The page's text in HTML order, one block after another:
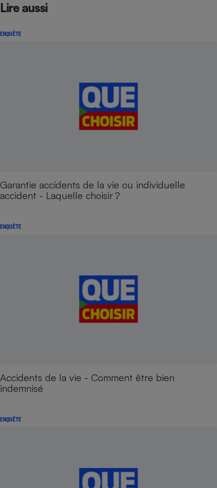
Lire aussi
ENQUÊTE
Garantie accidents de la vie ou individuelle
accident - Laquelle choisir ?
ENQUÊTE
Accidents de la vie - Comment être bien
indemnisé
ENQUÊTE